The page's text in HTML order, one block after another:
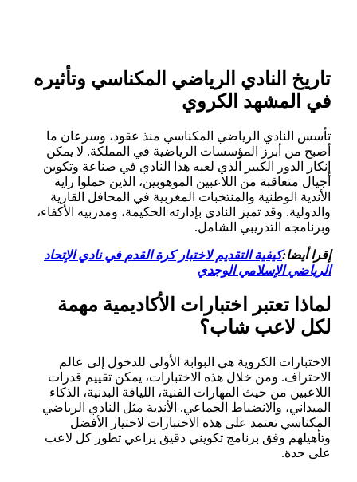
تاريخ النادي الرياضي المكناسي وتأثيره
في المشهد الكروي
تأسس النادي الرياضي المكناسي منذ عقود، وسرعان ما
أصبح من أبرز المؤسسات الرياضية في المملكة. لا يمكن
إنكار الدور الكبير الذي لعبه هذا النادي في صناعة وتكوين
أجيال متعاقبة من اللاعبين الموهوبين، الذين حملوا راية
الأندية الوطنية والمنتخبات المغربية في المحافل القارية
والدولية. وقد تميز النادي بإدارته الحكيمة، ومدربيه الأكفاء،
وبرنامجه التدريبي الشامل.
إقرا أيضا:كيفية التقديم لاختبار كرة القدم في نادي الإتحاد
الرياضي الإسلامي الوجدي
لماذا تعتبر اختبارات الأكاديمية مهمة
لكل لاعب شاب؟
الاختبارات الكروية هي البوابة الأولى للدخول إلى عالم
الاحتراف. ومن خلال هذه الاختبارات، يمكن تقييم قدرات
اللاعبين من حيث المهارات الفنية، اللياقة البدنية، الذكاء
الميداني، والانضباط الجماعي. الأندية مثل النادي الرياضي
المكناسي تعتمد على هذه الاختبارات لاختيار الأفضل
وتأهيلهم وفق برنامج تكويني دقيق يراعي تطور كل لاعب
على حدة.